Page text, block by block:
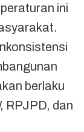
ini
berlaku
RPJPD, dan